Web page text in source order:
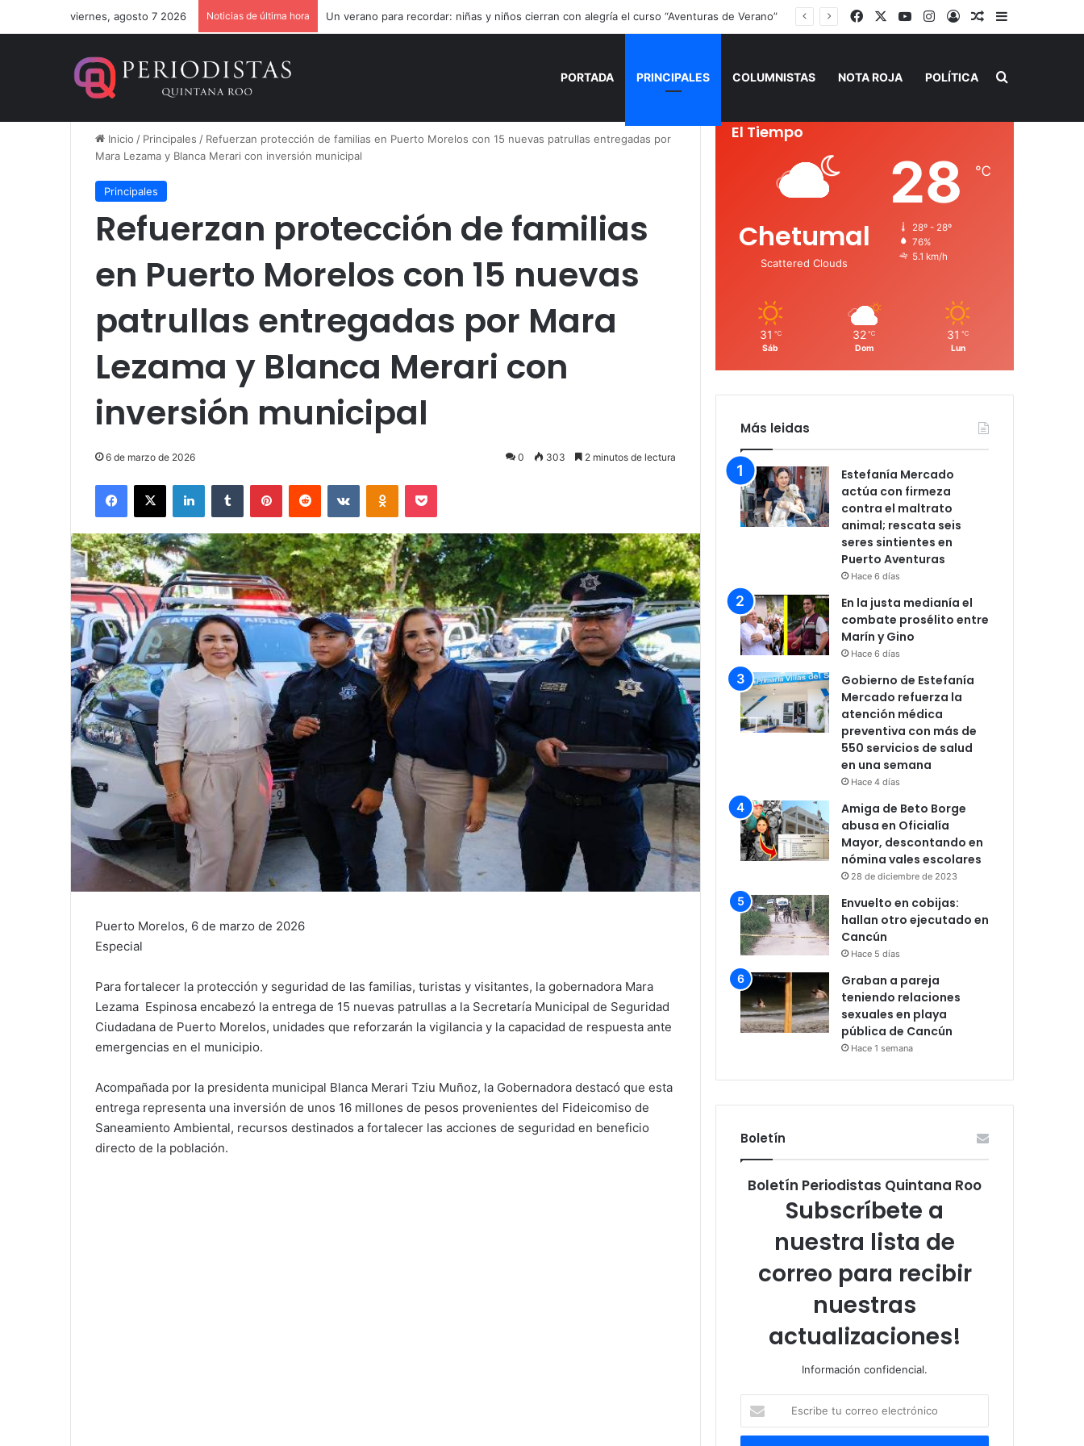
viernes, agosto 7 2026 Noticias de última hora Gobierno de Playa del Carmen aprueba segunda modificación del POA 2026 FacebookYouTubeInstagram
AccesoPublicación al
Barra lateral
PORTADA PRINCIPALES COLUMNISTAS NOTA ROJA POLÍTICA Buscar por
Inicio / Principales / Refuerzan protección de familias en Puerto Morelos con 15 nuevas patrullas entregadas por
Mara Lezama y Blanca Merari con inversión municipal
Principales
Refuerzan protección de familias
en Puerto Morelos con 15 nuevas
patrullas entregadas por Mara
Lezama y Blanca Merari con
inversión municipal
6 de marzo de 2026 0 303 2 minutos de lectura
Facebook
X LinkedInTumblr PinterestReddit VKontakteOdnoklassniki
Pocket
Puerto Morelos, 6 de marzo de 2026
Especial
Para fortalecer la protección y seguridad de las familias, turistas y visitantes, la gobernadora Mara
Lezama Espinosa encabezó la entrega de 15 nuevas patrullas a la Secretaría Municipal de Seguridad
Ciudadana de Puerto Morelos, unidades que reforzarán la vigilancia y la capacidad de respuesta ante
emergencias en el municipio.
Acompañada por la presidenta municipal Blanca Merari Tziu Muñoz, la Gobernadora destacó que esta
entrega representa una inversión de unos 16 millones de pesos provenientes del Fideicomiso de
Saneamiento Ambiental, recursos destinados a fortalecer las acciones de seguridad en beneficio
directo de la población.
El Tiempo
Chetumal
Scattered Clouds
28 ℃
28º - 28º
76%
5.1 km/h
31 ℃
Sáb
32 ℃
Dom
31 ℃
Lun
Más leidas
Estefanía Mercado
actúa con firmeza
contra el maltrato
animal; rescata seis
seres sintientes en
Puerto Aventuras
Hace 6 días
En la justa medianía el
combate prosélito entre
Marín y Gino
Hace 6 días
Gobierno de Estefanía
Mercado refuerza la
atención médica
preventiva con más de
550 servicios de salud
en una semana
Hace 4 días
Amiga de Beto Borge
abusa en Oficialía
Mayor, descontando en
nómina vales escolares
28 de diciembre de 2023
Envuelto en cobijas:
hallan otro ejecutado en
Cancún
Hace 5 días
Graban a pareja
teniendo relaciones
sexuales en playa
pública de Cancún
Hace 1 semana
Boletín
Boletín Periodistas Quintana Roo
Subscríbete a
nuestra lista de
correo para recibir
nuestras
actualizaciones!
Información confidencial.
tu
correo